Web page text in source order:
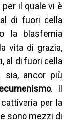
il quale vi è
di fuori della
la blasfemia
vita di grazia,
al di fuori della
sia, ancor più
. Il
per la
sono mezzi di